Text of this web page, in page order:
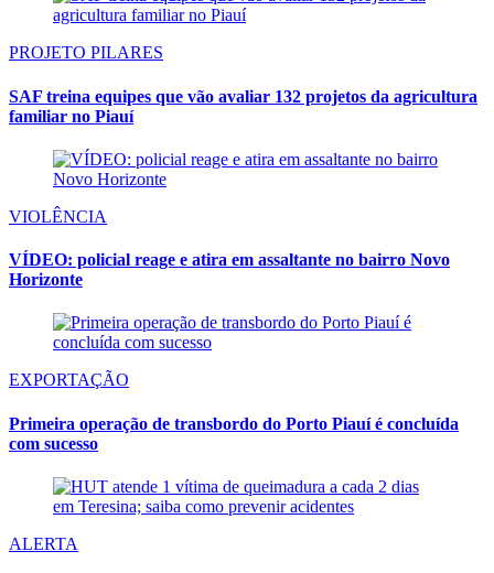
PROJETO PILARES
SAF treina equipes que vão avaliar 132 projetos da agricultura
familiar no Piauí
VIOLÊNCIA
VÍDEO: policial reage e atira em assaltante no bairro Novo
Horizonte
EXPORTAÇÃO
Primeira operação de transbordo do Porto Piauí é concluída
com sucesso
ALERTA